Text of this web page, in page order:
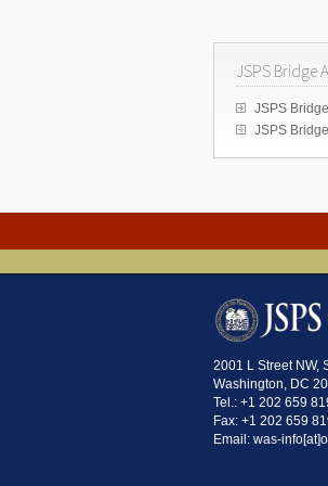
JSPS Bridge
JSPS
JSPS
2001 L Street NW,
Washington, DC
Tel.: +1 202 659
Fax: +1 202 659
Email: was-